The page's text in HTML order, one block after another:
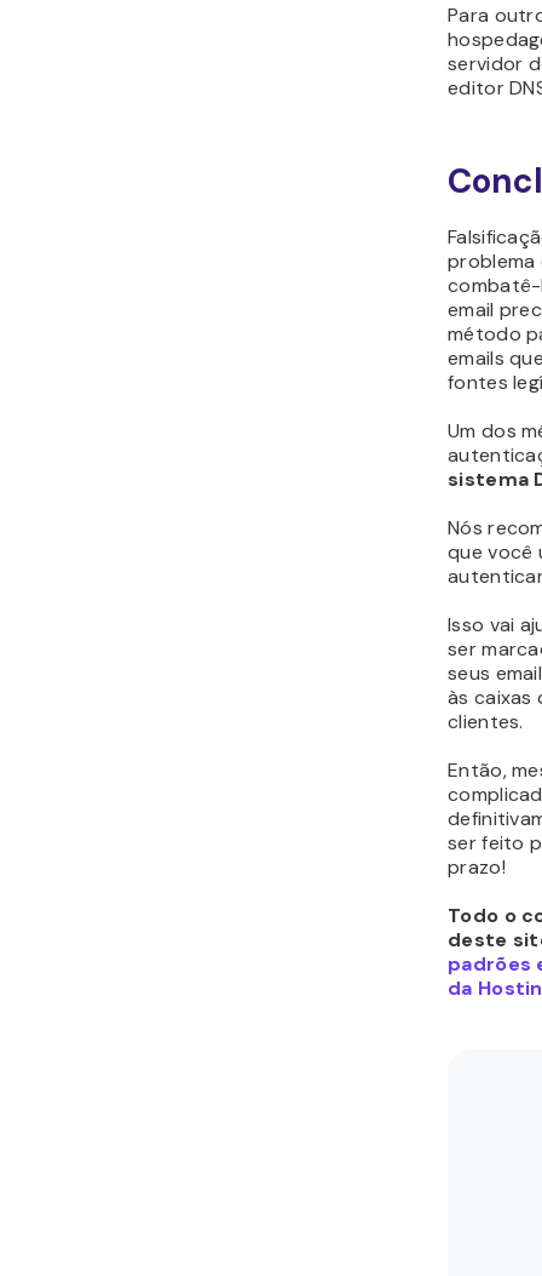
Para
servidor
editor
problema
email
método
emails
fontes
Um dos
sistema
Nós
que você
Isso vai
ser
seus
às caixas
clientes.
Então,
ser feito
prazo!
Todo o
deste
padrões
da